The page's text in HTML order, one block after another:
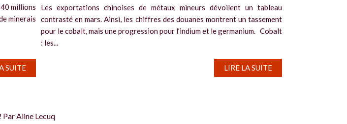
millions
minerais
SUITE
Les exportations chinoises de métaux mineurs dévoilent un tableau
contrasté en mars. Ainsi, les chiffres des douanes montrent un tassement
pour le cobalt, mais une progression pour l’indium et le germanium. Cobalt
: les...
LIRE LA SUITE
Par Aline Lecuq